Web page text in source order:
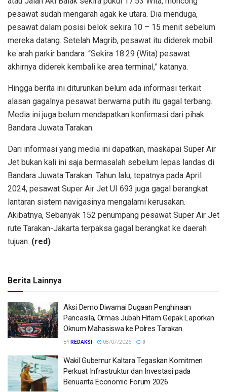
pesawat sudah mengarah agak ke utara. Dia menduga,
pesawat dalam posisi belok sekira 10 – 15 menit sebelum
mereka datang. Setelah Magrib, pesawat itu diderek mobil
ke arah parkir bandara. “Sekira 18.29 (Wita) pesawat
akhirnya diderek kembali ke area terminal,” katanya.
Hingga berita ini diturunkan belum ada informasi terkait
alasan gagalnya pesawat berwarna putih itu gagal terbang.
Media ini juga belum mendapatkan konfirmasi dari pihak
Bandara Juwata Tarakan.
Dari informasi yang media ini dapatkan, maskapai Super Air
Jet bukan kali ini saja bermasalah sebelum lepas landas di
Bandara Juwata Tarakan. Tahun lalu, tepatnya pada April
2024, pesawat Super Air Jet UI 693 juga gagal berangkat
lantaran sistem navigasinya mengalami kerusakan.
Akibatnya, Sebanyak 152 penumpang pesawat Super Air Jet
rute Tarakan-Jakarta terpaksa gagal berangkat ke daerah
tujuan. (red)
Berita Lainnya
Aksi Demo Diwarnai Dugaan Penghinaan
Pancasila, Ormas Jubah Hitam Gepak Laporkan
Oknum Mahasiswa ke Polres Tarakan
BY REDAKSI 08/07/2026 0
Wakil Gubernur Kaltara Tegaskan Komitmen
Perkuat Infrastruktur dan Investasi pada
Benuanta Economic Forum 2026